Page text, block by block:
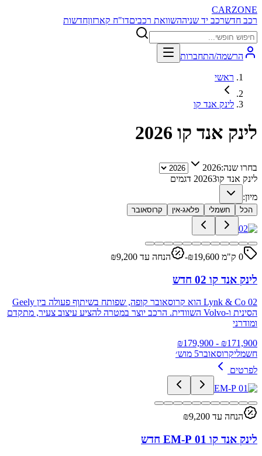
CARZONE
רכב חדשרכב יד שניההשוואת רכביםדו"ח קארזוןחדשות
הרשמה/התחברות
ראשי
לינק אנד קו
לינק אנד קו 2026
בחרו שנה:2026
לינק אנד קו 20263
דגמים
מיון:
הכל חשמלי פלאג-אין קרוסאובר
0 ק"מ ₪ 19,600
- הנחה עד ₪ 9,200
לינק אנד קו 02 חדש
Lynk & Co 02 הוא קרוסאובר קופה, שפותח בשיתוף פעולה בין Geely
הסינית ו-Volvo השוודית. הרכב יוצר במטרה להציע עיצוב צעיר, מתקדם
ומודרני
₪171,900
- ₪
179,900
חשמליקרוסאובר5 מוש׳
לפרטים
הנחה עד ₪ 9,200
לינק אנד קו 01 EM-P חדש